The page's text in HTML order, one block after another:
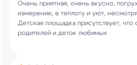
Очень приятная, очень вкусно,
измерение, в теплоту и уют,
Детская площадка присутствует, что
родителей и деток любимых